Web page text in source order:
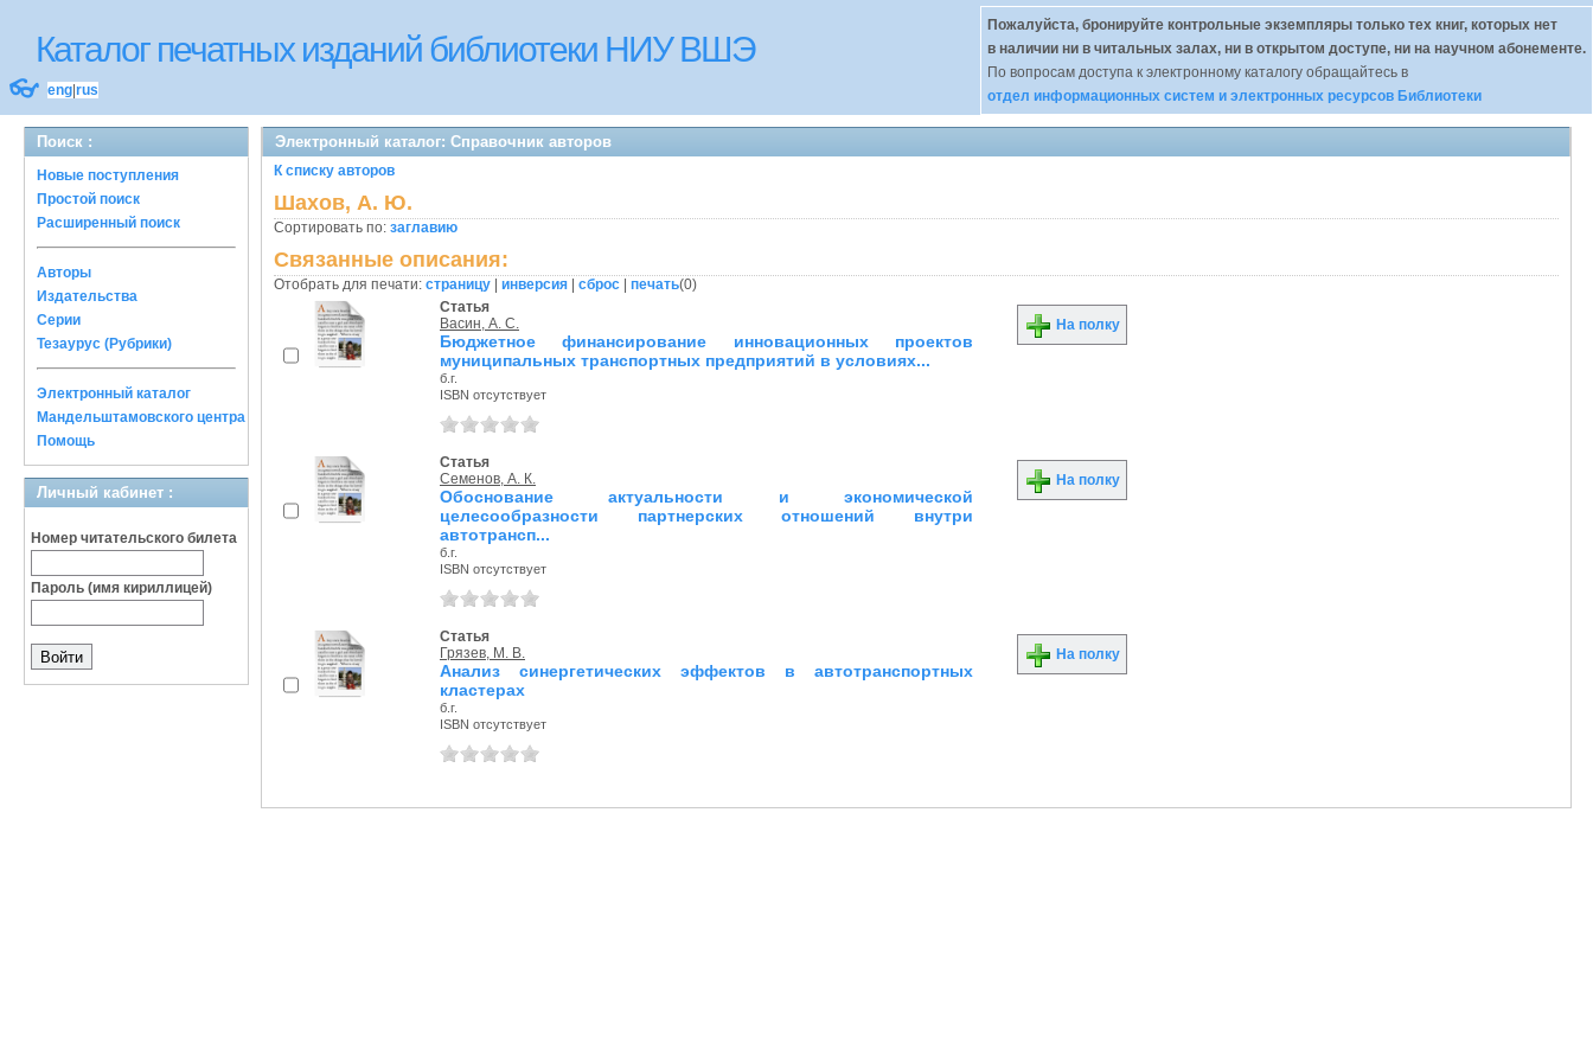
Каталог печатных изданий библиотеки НИУ ВШЭ
👓 eng rus
Пожалуйста, бронируйте контрольные экземпляры только тех книг, которых нет
в наличии ни в читальных залах, ни в открытом доступе, ни на научном абонементе.
По вопросам доступа к электронному каталогу обращайтесь в
отдел информационных систем и электронных ресурсов Библиотеки
Поиск :
Новые поступления
Простой поиск
Расширенный поиск
Авторы
Издательства
Серии
Тезаурус (Рубрики)
Электронный каталог
Мандельштамовского центра
Помощь
Личный кабинет :
Номер читательского билета
Пароль (имя кириллицей)
Электронный каталог: Справочник авторов
К списку авторов
Шахов, А. Ю.
Сортировать по: заглавию
Связанные описания:
Отобрать для печати: страницу инверсия сброс печать(0)
Статья
Васин, А. С.
Бюджетное финансирование инновационных проектов
муниципальных транспортных предприятий в условиях...
б.г.
ISBN отсутствует
На полку
Статья
Семенов, А. К.
Обоснование актуальности и экономической
целесообразности партнерских отношений внутри
автотрансп...
б.г.
ISBN отсутствует
На полку
Статья
Грязев, М. В.
Анализ синергетических эффектов в автотранспортных
кластерах
б.г.
ISBN отсутствует
На полку